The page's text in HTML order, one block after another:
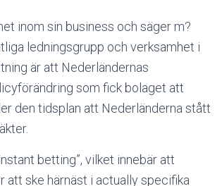
inom sin business och säger m?
ledningsgrupp och verksamhet i
är att Nederländernas
som fick bolaget att
den tidsplan att Nederländerna stått
betting”, vilket innebär att
att ske härnäst i actually specifika